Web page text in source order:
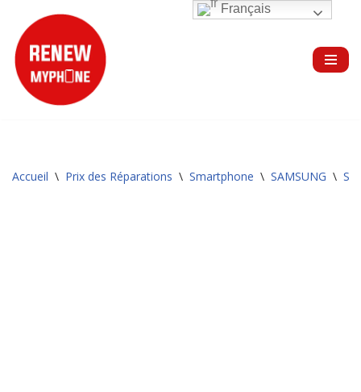
Aller
au
contenu
Accueil \ Prix des Réparations \ Smartphone \ SAMSUNG \
Français